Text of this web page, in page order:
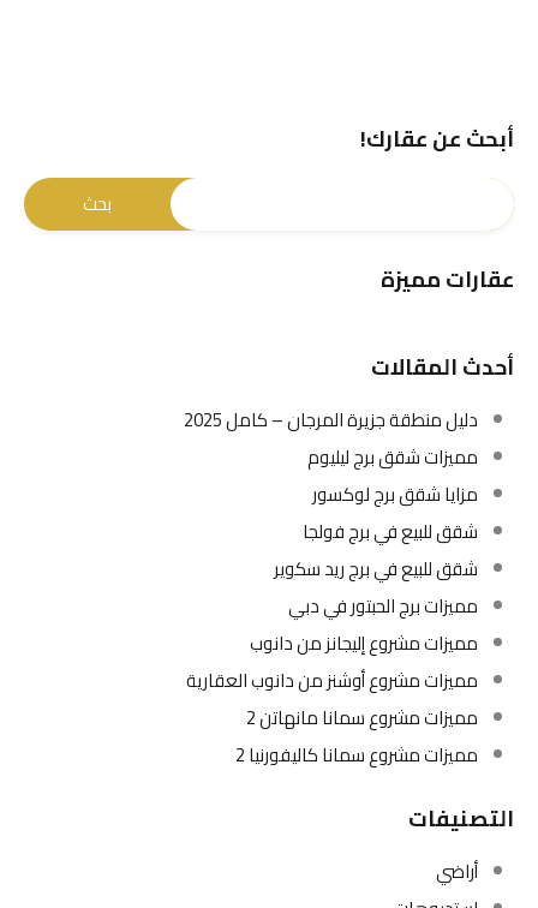
أبحث عن عقارك!
عقارات مميزة
أحدث المقالات
دليل منطقة جزيرة المرجان – كامل 2025
مميزات شقق برج ليليوم
مزايا شقق برج لوكسور
شقق للبيع في برج فولجا
شقق للبيع في برج ريد سكوير
مميزات برج الحبتور في دبي
مميزات مشروع إليجانز من دانوب
مميزات مشروع أوشنز من دانوب العقارية
مميزات مشروع سمانا مانهاتن 2
مميزات مشروع سمانا كاليفورنيا 2
التصنيفات
أراضي